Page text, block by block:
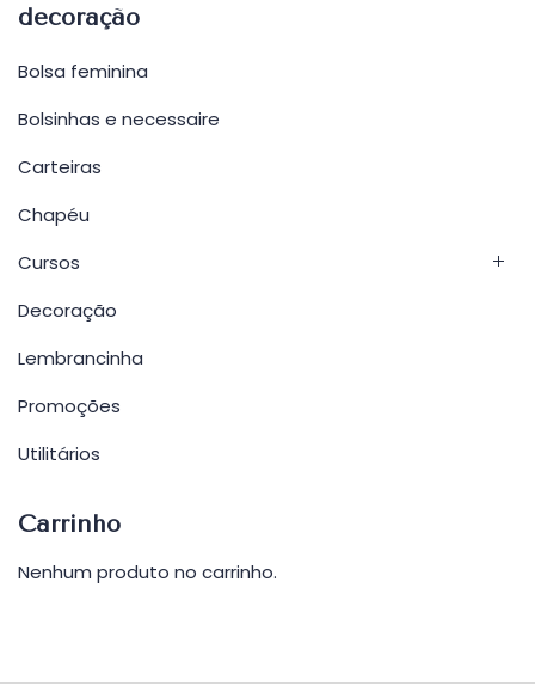
decoração
Bolsa feminina
Bolsinhas e necessaire
Carteiras
Chapéu
Cursos
Decoração
Lembrancinha
Promoções
Utilitários
Carrinho
Nenhum produto no carrinho.